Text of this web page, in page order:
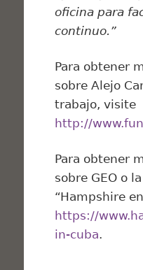
oficina para
continuo.”
Para obtener
sobre Alejo
trabajo, visite
http://
Para obtener
sobre GEO o
“Hampshire
https://
in-cuba.